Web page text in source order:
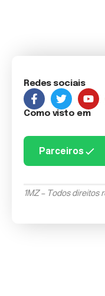
Redes sociais
Como visto em
Parceiros
1MZ – Todos direitos